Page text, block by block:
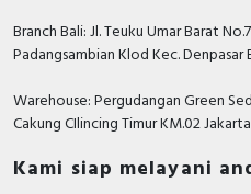
current Iu
Adjustment range short-
term delayed short-
circuit release
for main current circuit
Branch Bali: Jl. Teuku Umar Barat
Padangsambian Klod Kec.
Warehouse: Pergudangan Green
Cakung CIlincing Timur KM.02
Kami siap melayani